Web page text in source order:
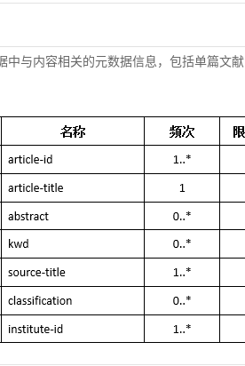
中与内容相关的元数据信息，包括单篇文